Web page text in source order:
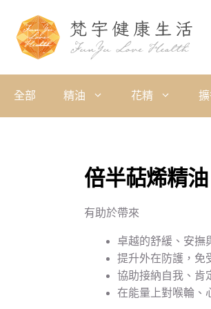
全部 精油 花精
倍半萜烯精
有助於帶來
卓越的舒緩、安撫
提升外在防護，免
協助接納自我、肯
在能量上對喉輪、